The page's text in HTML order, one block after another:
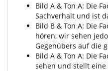
Bild A & Ton A: Die
Sachverhalt und ist
Bild B & Ton A: Die
hören, wir sehen
Gegenübers auf die
Bild A & Ton A: Die
sehen und stellt eine